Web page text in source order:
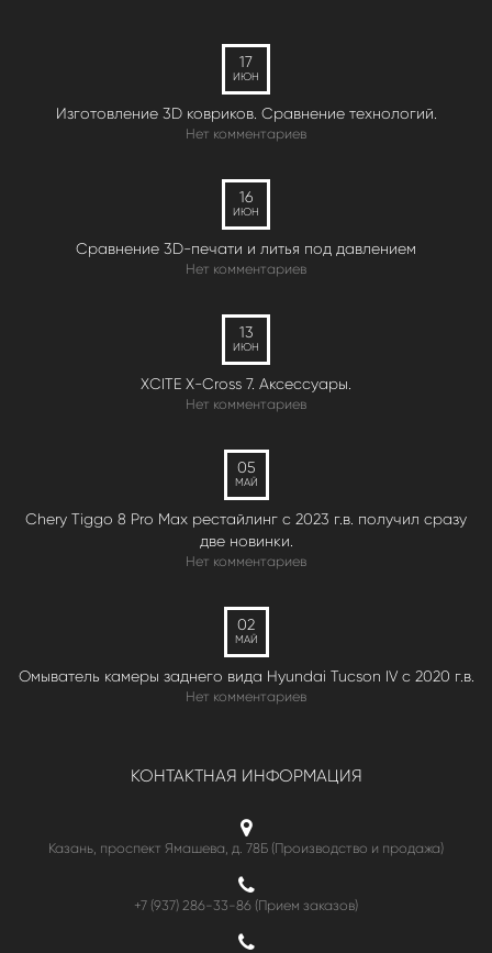
17
ИЮН
Изготовление 3D ковриков. Сравнение технологий.
Нет комментариев
16
ИЮН
Сравнение 3D-печати и литья под давлением
Нет комментариев
13
ИЮН
XCITE X-Cross 7. Аксессуары.
Нет комментариев
05
МАЙ
Chery Tiggo 8 Pro Max рестайлинг с 2023 г.в. получил сразу
две новинки.
Нет комментариев
02
МАЙ
Омыватель камеры заднего вида Hyundai Tucson IV c 2020 г.в.
Нет комментариев
КОНТАКТНАЯ ИНФОРМАЦИЯ
Казань, проспект Ямашева, д. 78Б (Производство и продажа)
+7 (937) 286-33-86 (Прием заказов)